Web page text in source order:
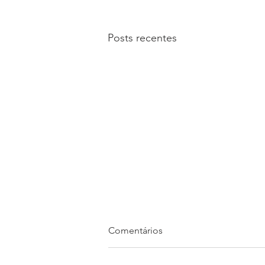
Posts recentes
Comentários